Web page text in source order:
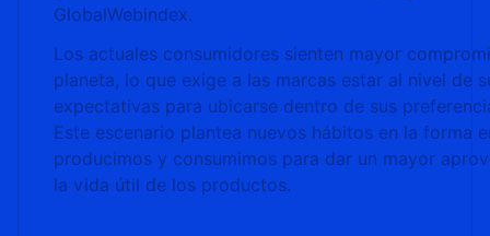
GlobalWebindex.
Los actuales consumidores sienten mayor
planeta, lo que exige a las marcas estar al nivel de
expectativas para ubicarse dentro de sus
Este escenario plantea nuevos hábitos en la forma
producimos y consumimos para dar un mayor
la vida útil de los productos.